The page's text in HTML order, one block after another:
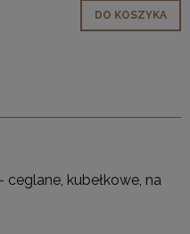
DO KOSZYKA
ceglane, kubełkowe, na